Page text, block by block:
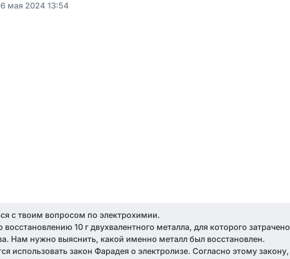
мая 2024 13:54
с твоим вопросом по электрохимии.
восстановлению 10 г двухвалентного металла, для которого затрачено
Нам нужно выяснить, какой именно металл был восстановлен.
использовать закон Фарадея о электролизе. Согласно этому закону,